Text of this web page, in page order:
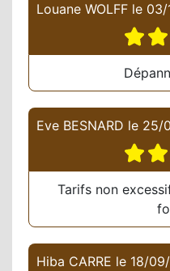
Louane WOLFF le 03/
Eve BESNARD le 25/
Tarifs non
Hiba CARRE le 18/